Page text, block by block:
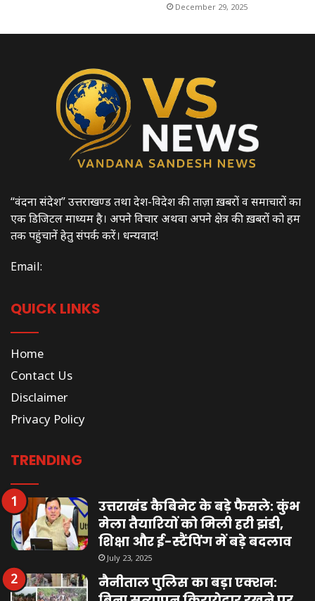
December 29, 2025
“वंदना संदेश” उत्तराखण्ड तथा देश-विदेश की ताज़ा ख़बरों व समाचारों का
एक डिजिटल माध्यम है। अपने विचार अथवा अपने क्षेत्र की ख़बरों को हम
तक पहुंचानें हेतु संपर्क करें। धन्यवाद!
Email:
QUICK LINKS
Home
Contact Us
Disclaimer
Privacy Policy
TRENDING
उत्तराखंड कैबिनेट के बड़े फैसले: कुंभ
मेला तैयारियों को मिली हरी झंडी,
शिक्षा और ई-स्टैंपिंग में बड़े बदलाव
July 23, 2025
नैनीताल पुलिस का बड़ा एक्शन: